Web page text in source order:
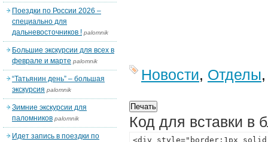
Новости, Отделы
Код для вставки в
Поездки по России 2026 –
специально для
дальневосточников ! palomnik
Большие экскурсии для всех в
феврале и марте palomnik
“Татьянин день” – большая
экскурсия palomnik
Зимние экскурсии для
паломников palomnik
Идет запись в поездки по